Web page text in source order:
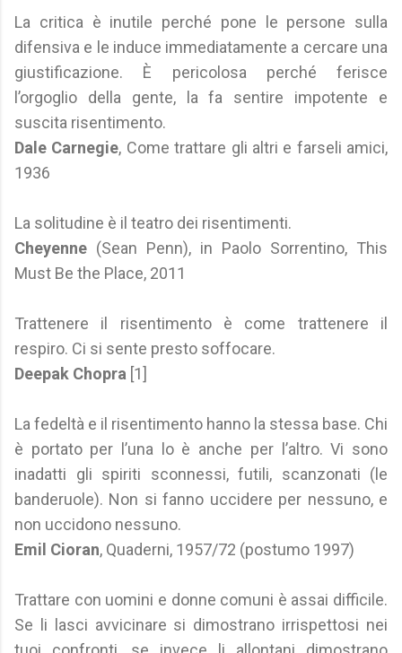
La critica è inutile perché pone le persone sulla
difensiva e le induce immediatamente a cercare una
giustificazione. È pericolosa perché ferisce
l’orgoglio della gente, la fa sentire impotente e
suscita risentimento.
Dale Carnegie, Come trattare gli altri e farseli amici,
1936
La solitudine è il teatro dei risentimenti.
Cheyenne (Sean Penn), in Paolo Sorrentino, This
Must Be the Place, 2011
Trattenere il risentimento è come trattenere il
respiro. Ci si sente presto soffocare.
Deepak Chopra [1]
La fedeltà e il risentimento hanno la stessa base. Chi
è portato per l’una lo è anche per l’altro. Vi sono
inadatti gli spiriti sconnessi, futili, scanzonati (le
banderuole). Non si fanno uccidere per nessuno, e
non uccidono nessuno.
Emil Cioran, Quaderni, 1957/72 (postumo 1997)
Trattare con uomini e donne comuni è assai difficile.
Se li lasci avvicinare si dimostrano irrispettosi nei